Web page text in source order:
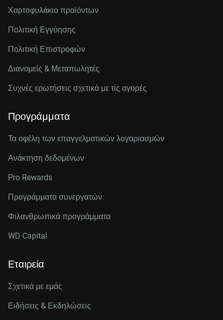
Χαρτοφυλάκιο προϊόντων
Πολιτική Εγγύησης
Πολιτική Επιστροφών
Διανομείς & Μεταπωλητές
Συχνές ερωτήσεις σχετικά με τις αγορές
Προγράμματα
Τα οφέλη των επαγγελματικών λογαριασμών
Ανάκτηση δεδομένων
Pro Rewards
Προγράμματα συνεργατών
Φιλανθρωπικά προγράμματα
WD Capital
Εταιρεία
Σχετικά με εμάς
Ειδήσεις & Εκδηλώσεις